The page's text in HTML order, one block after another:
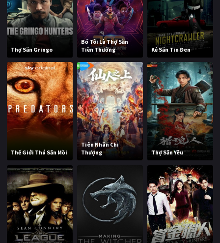
Thợ Săn Gringo
Bố Tôi Là Thợ Săn
Tiền Thưởng
Kẻ Săn Tin Đen
Thế Giới Thú Săn Mồi
Tiên Nhân Chi
Thượng
Thợ Săn Yêu